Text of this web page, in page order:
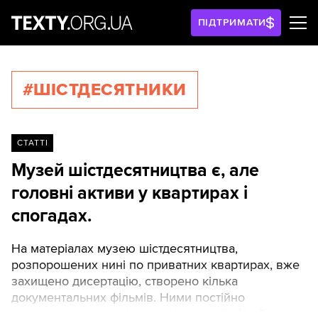
ПІДТРИМАТИ
#ШІСТДЕСЯТНИКИ
СТАТТІ
Музей шістдесятництва є, але
головні активи у квартирах і
спогадах.
На матеріалах музею шістдесятництва,
розпорошених нині по приватних квартирах, вже
захищено дисертацію, створено кілька
документальних фільмів. Ними постійно